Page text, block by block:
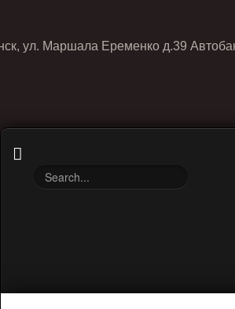
ул. Маршала Еременко д.39